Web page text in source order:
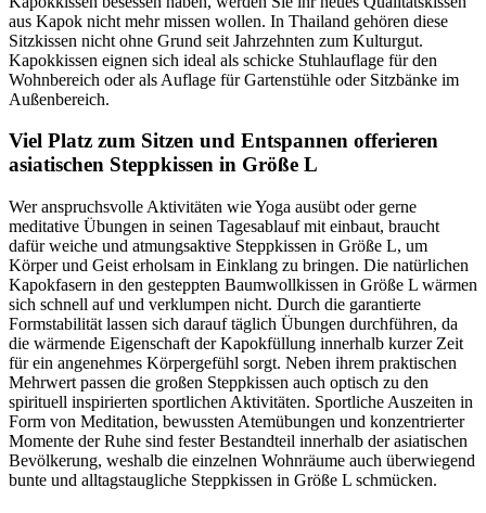
aus Kapok nicht mehr missen wollen. In Thailand gehören diese
Sitzkissen nicht ohne Grund seit Jahrzehnten zum Kulturgut.
Kapokkissen eignen sich ideal als schicke Stuhlauflage für den
Wohnbereich oder als Auflage für Gartenstühle oder Sitzbänke im
Außenbereich.
Viel Platz zum Sitzen und Entspannen offerieren
asiatischen Steppkissen in Größe L
Wer anspruchsvolle Aktivitäten wie Yoga ausübt oder gerne
meditative Übungen in seinen Tagesablauf mit einbaut, braucht
dafür weiche und atmungsaktive Steppkissen in Größe L, um
Körper und Geist erholsam in Einklang zu bringen. Die natürlichen
Kapokfasern in den gesteppten Baumwollkissen in Größe L wärmen
sich schnell auf und verklumpen nicht. Durch die garantierte
Formstabilität lassen sich darauf täglich Übungen durchführen, da
die wärmende Eigenschaft der Kapokfüllung innerhalb kurzer Zeit
für ein angenehmes Körpergefühl sorgt. Neben ihrem praktischen
Mehrwert passen die großen Steppkissen auch optisch zu den
spirituell inspirierten sportlichen Aktivitäten. Sportliche Auszeiten in
Form von Meditation, bewussten Atemübungen und konzentrierter
Momente der Ruhe sind fester Bestandteil innerhalb der asiatischen
Bevölkerung, weshalb die einzelnen Wohnräume auch überwiegend
bunte und alltagstaugliche Steppkissen in Größe L schmücken.